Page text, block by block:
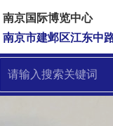
南京国际博览中心
南京市建邺区江东中